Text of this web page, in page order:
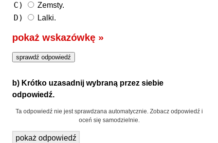
C) Zemsty.
D) Lalki.
pokaż wskazówkę »
b) Krótko uzasadnij wybraną przez siebie
odpowiedź.
Ta odpowiedź nie jest sprawdzana automatycznie. Zobacz odpowiedź i
oceń się samodzielnie.
pokaż odpowiedź